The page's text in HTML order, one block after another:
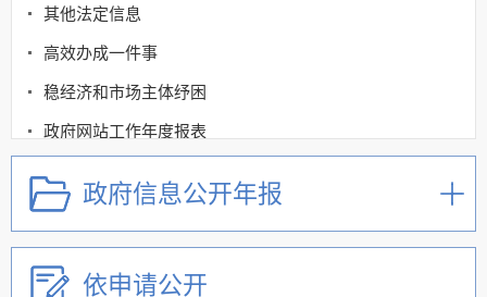
其他法定信息
高效办成一件事
稳经济和市场主体纾困
政府网站工作年度报表
政府信息公开年报
依申请公开